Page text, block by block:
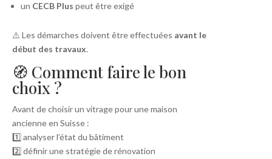
un CECB Plus peut être exigé
⚠️ Les démarches doivent être effectuées avant le
début des travaux.
🧭 Comment faire le bon
choix ?
Avant de choisir un vitrage pour une maison
ancienne en Suisse :
1️⃣ analyser l’état du bâtiment
2️⃣ définir une stratégie de rénovation